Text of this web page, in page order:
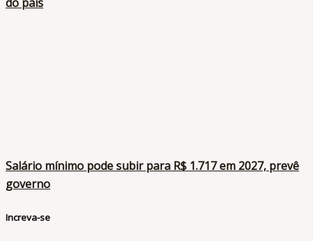
Salário mínimo pode subir para R$ 1.717 em 2027, prevê
governo
Increva-se